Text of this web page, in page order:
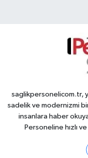
saglikpersonelicom.tr,
sadelik ve modernizmi
insanlara haber
Personeline hızlı